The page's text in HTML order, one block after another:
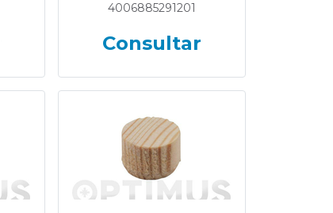
4006885291201
Consultar